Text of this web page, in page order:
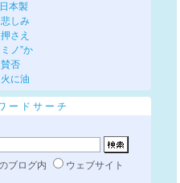
本製
しみ
さえ
ノ”か
否
に油
ードサーチ
ブログ内 ウェブサイト